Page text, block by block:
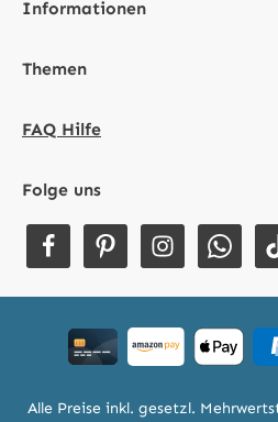
Informationen
Themen
FAQ Hilfe
Folge uns
Alle Preise inkl. gesetzl.